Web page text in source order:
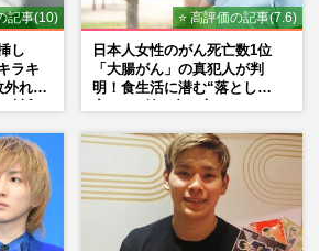
記事(10)
し
ラキ
外れて
⭐ 高評価の記事(7.6)
日本人女性のがん死亡数1位
「大腸がん」の真犯人が判
明！食生活に潜む“落とし